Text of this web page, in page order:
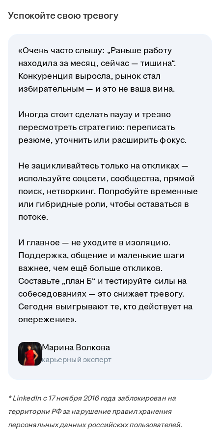
Успокойте свою тревогу
«Очень часто слышу: „Раньше работу
находила за месяц, сейчас — тишина“.
Конкуренция выросла, рынок стал
избирательным — и это не ваша вина.
Иногда стоит сделать паузу и трезво
пересмотреть стратегию: переписать
резюме, уточнить или расширить фокус.
Не зацикливайтесь только на откликах —
используйте соцсети, сообщества, прямой
поиск, нетворкинг. Попробуйте временные
или гибридные роли, чтобы оставаться в
потоке.
И главное — не уходите в изоляцию.
Поддержка, общение и маленькие шаги
важнее, чем ещё больше откликов.
Составьте „план Б“ и тестируйте силы на
собеседованиях — это снижает тревогу.
Сегодня выигрывают те, кто действует на
опережение».
Марина Волкова
карьерный эксперт
* LinkedIn с 17 ноября 2016 года заблокирован на
территории РФ за нарушение правил хранения
персональных данных российских пользователей.